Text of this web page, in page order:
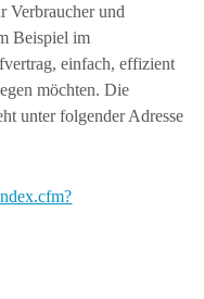
Verbraucher und
Beispiel im
einfach, effizient
möchten. Die
unter folgender Adresse